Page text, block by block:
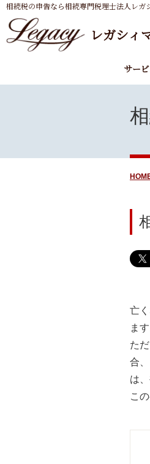
相続税の申告なら相続専門税理士法人レガ
レガシィ
サー
亡
ま
た
合
は
こ